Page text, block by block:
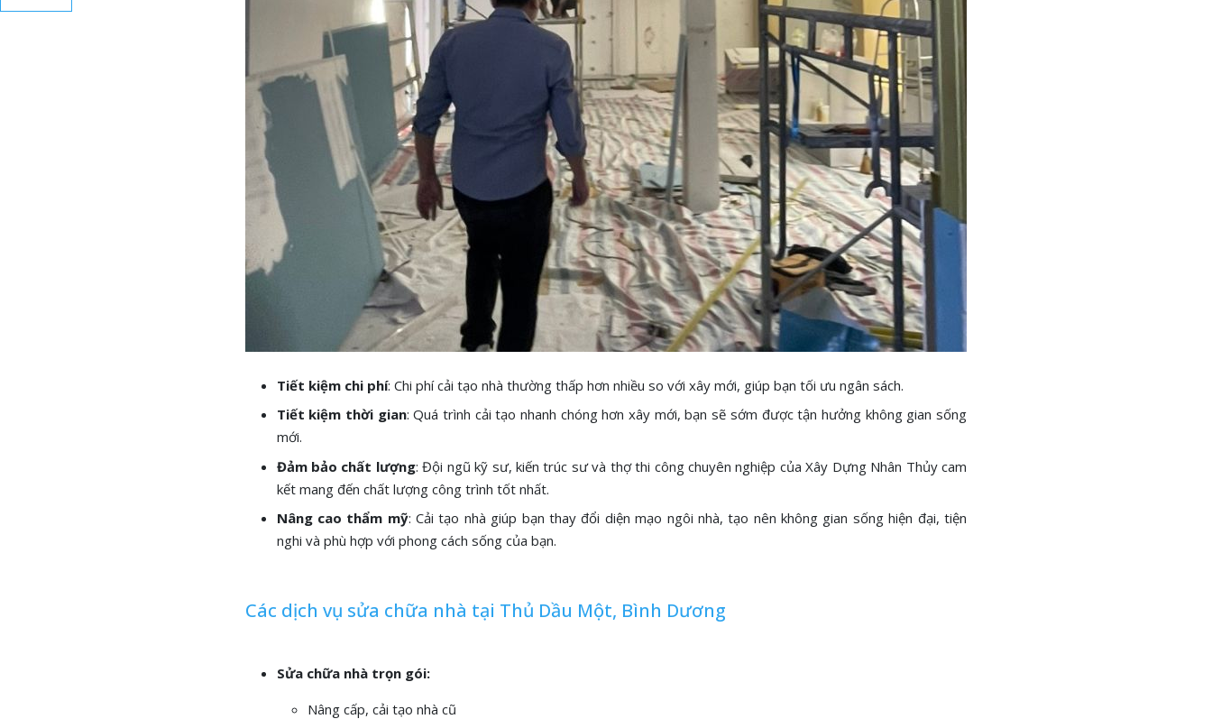
Tiết kiệm chi phí: Chi phí cải tạo nhà thường thấp hơn nhiều so với xây mới, giúp bạn tối ưu ngân sách.
Tiết kiệm thời gian: Quá trình cải tạo nhanh chóng hơn xây mới, bạn sẽ sớm được tận hưởng không gian sống
mới.
Đảm bảo chất lượng: Đội ngũ kỹ sư, kiến trúc sư và thợ thi công chuyên nghiệp của Xây Dựng Nhân Thủy cam
kết mang đến chất lượng công trình tốt nhất.
Nâng cao thẩm mỹ: Cải tạo nhà giúp bạn thay đổi diện mạo ngôi nhà, tạo nên không gian sống hiện đại, tiện
nghi và phù hợp với phong cách sống của bạn.
Các dịch vụ sửa chữa nhà tại Thủ Dầu Một, Bình Dương
Sửa chữa nhà trọn gói:
Nâng cấp, cải tạo nhà cũ